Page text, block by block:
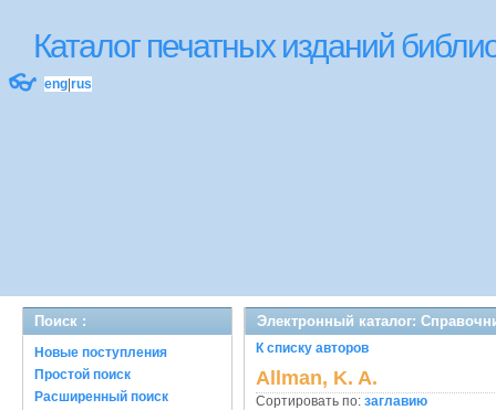
Каталог печатных изданий
👓 eng rus
Поиск :
Новые поступления
Простой поиск
Расширенный поиск
Электронный каталог:
К списку авторов
Allman, K. A.
Сортировать по: заглавию